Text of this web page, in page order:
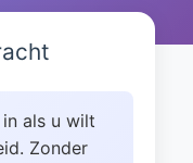
als u wilt
Zonder